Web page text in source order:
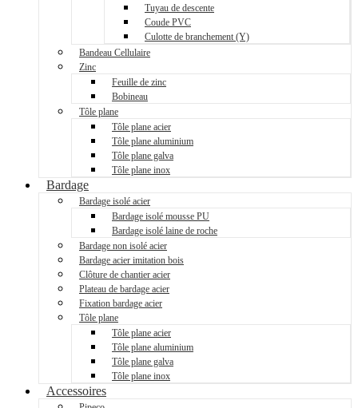
Tuyau de descente
Coude PVC
Culotte de branchement (Y)
Bandeau Cellulaire
Zinc
Feuille de zinc
Bobineau
Tôle plane
Tôle plane acier
Tôle plane aluminium
Tôle plane galva
Tôle plane inox
Bardage
Bardage isolé acier
Bardage isolé mousse PU
Bardage isolé laine de roche
Bardage non isolé acier
Bardage acier imitation bois
Clôture de chantier acier
Plateau de bardage acier
Fixation bardage acier
Tôle plane
Tôle plane acier
Tôle plane aluminium
Tôle plane galva
Tôle plane inox
Accessoires